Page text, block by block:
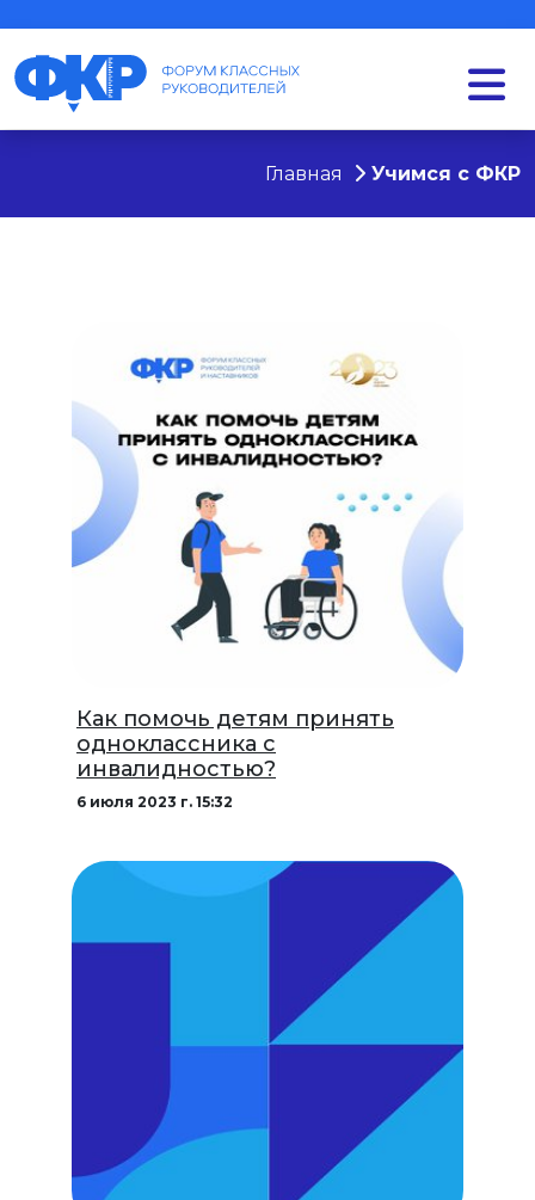
Главная Учимся с ФКР
Как помочь детям принять
одноклассника с
инвалидностью?
6 июля 2023 г. 15:32